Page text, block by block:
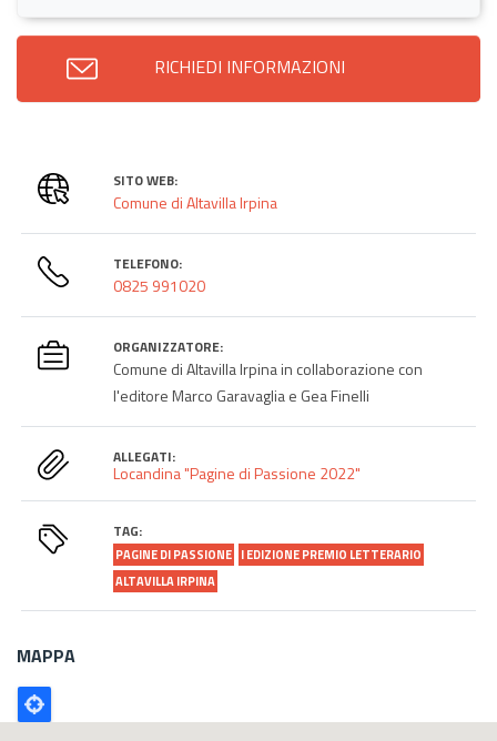
RICHIEDI INFORMAZIONI
SITO WEB:
Comune di Altavilla Irpina
TELEFONO:
0825 991020
ORGANIZZATORE:
Comune di Altavilla Irpina in collaborazione con
l'editore Marco Garavaglia e Gea Finelli
ALLEGATI:
Locandina "Pagine di Passione 2022"
TAG:
PAGINE DI PASSIONE I EDIZIONE PREMIO LETTERARIO
ALTAVILLA IRPINA
MAPPA
Poligono
GEO